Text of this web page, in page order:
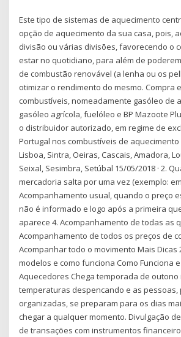
Este tipo de sistemas de aquecimento
opção de aquecimento da sua casa, pois,
divisão ou várias divisões, favorecendo o
estar no quotidiano, para além de
de combustão renovável (a lenha ou os
otimizar o rendimento do mesmo. Compra
combustíveis, nomeadamente gasóleo de
gasóleo agrícola, fuelóleo e BP Mazoote
o distribuidor autorizado, em regime de
Portugal nos combustíveis de
Lisboa, Sintra, Oeiras, Cascais, Amadora,
Seixal, Sesimbra, Setúbal 15/05/2018 · 2.
mercadoria salta por uma vez (exemplo:
Acompanhamento usual, quando o preço
não é informado e logo após a primeira
aparece 4. Acompanhamento de todas as
Acompanhamento de todos os preços de
Acompanhar todo o movimento Mais Dicas
modelos e como funciona Como Funciona
Aquecedores Chega temporada de outono
temperaturas despencando e as pessoas,
organizadas, se preparam para os dias
chegar a qualquer momento. Divulgação
de transações com instrumentos